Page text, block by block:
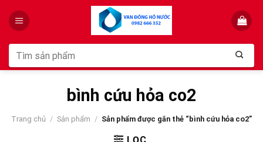
Tìm
kiếm:
bình cứu hỏa co2
Trang chủ / Sản phẩm / Sản phẩm được gắn thẻ “bình cứu hỏa co2”